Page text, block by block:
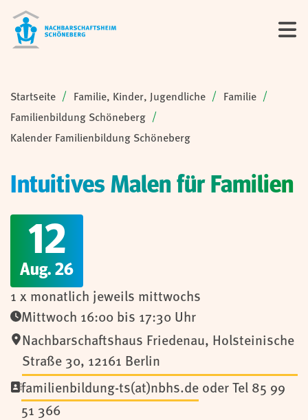
Sie sind hier:
Startseite Familie, Kinder, Jugendliche
Familie
Familienbildung Schöneberg
Kalender Familienbildung Schöneberg
Intuitives Malen für Familien
12
Aug. 26
1 x monatlich jeweils mittwochs
Mittwoch 16:00 bis 17:30 Uhr
Nachbarschaftshaus Friedenau, Holsteinische
Straße 30, 12161 Berlin
familienbildung-ts(at)nbhs.de oder Tel 85 99
51 366